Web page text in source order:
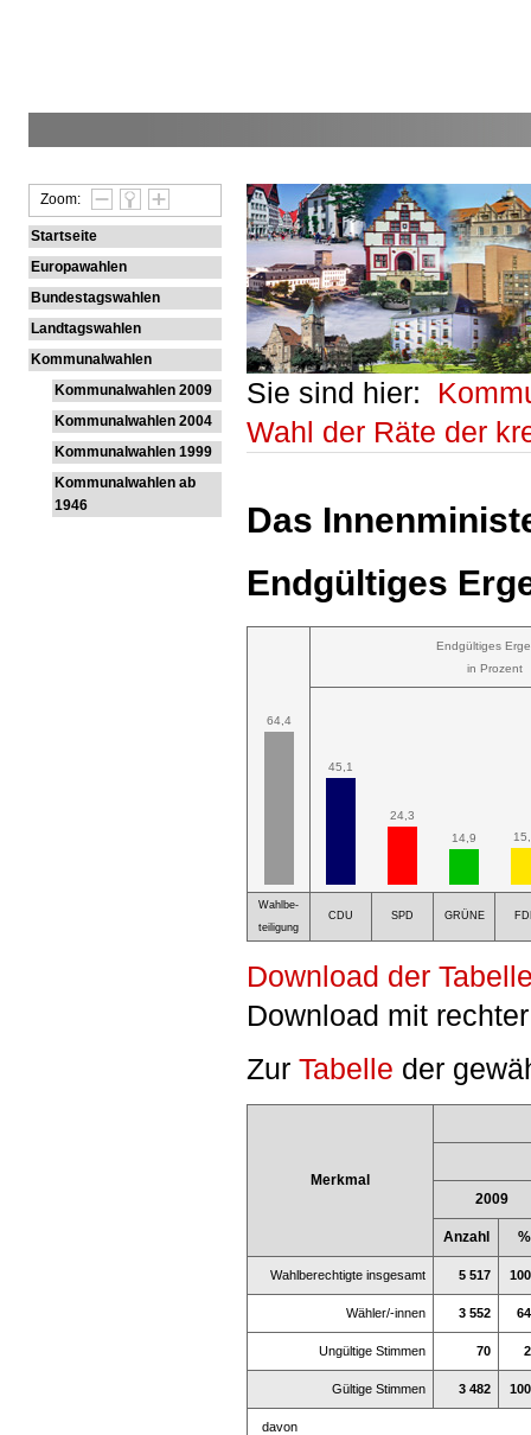
Zoom:
Startseite
Europawahlen
Bundestagswahlen
Landtagswahlen
Kommunalwahlen
Kommunalwahlen 2009
Kommunalwahlen 2004
Kommunalwahlen 1999
Kommunalwahlen ab
1946
Sie sind hier:
Wahl der Räte der
Das
Endgültiges
64,4
Endgültiges
in Prozent
45,1
24,3
14,9
Wahlbe-
teiligung
CDU SPD GRÜNE
Download der
Download mit
ZurTabelle der
Merkmal
2009
Anzahl %
Wahlberechtigte insgesamt 5 517
Wähler/-innen 3 552
Ungültige Stimmen 70
Gültige Stimmen 3 482
davon